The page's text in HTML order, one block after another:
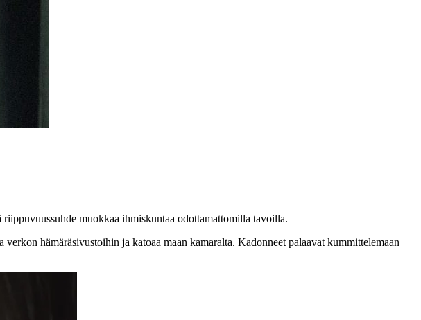
muokkaa ihmiskuntaa odottamattomilla tavoilla.
hämäräsivustoihin ja katoaa maan kamaralta. Kadonneet palaavat kummittelemaan